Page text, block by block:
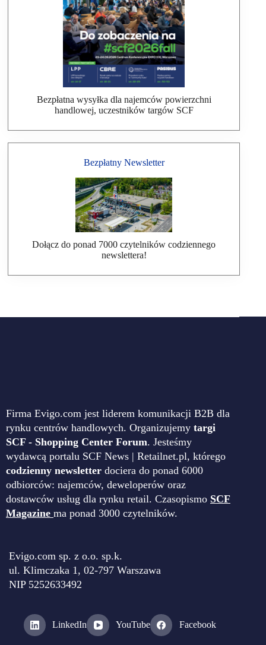
Bezpłatna wysyłka dla najemców powierzchni
handlowej, uczestników targów SCF
Bezpłatny Newsletter
Dołącz do ponad 7000 czytelników codziennego
newslettera!
Firma Evigo.com jest liderem komunikacji B2B dla
rynku centrów handlowych. Organizujemy targi
SCF - Shopping Center Forum. Jesteśmy
wydawcą portalu SCF News | Retailnet.pl, którego
codzienny newsletter dociera do ponad 6000
odbiorców: najemców, deweloperów oraz
dostawców usług dla rynku retail. Czasopismo SCF
Magazine ma ponad 3000 czytelników.
Evigo.com sp. z o.o. sp.k.
ul. Klimczaka 1, 02-797 Warszawa
NIP 5252633492
LinkedIn YouTube Facebook